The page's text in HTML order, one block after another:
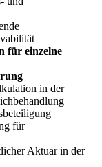
für einzelne
in der
für
Aktuar in der